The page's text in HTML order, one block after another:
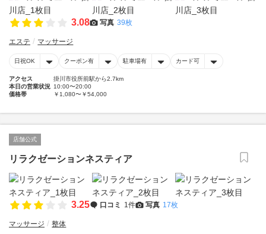
3.08 写真 39枚
エステ マッサージ
日祝OK クーポン有 駐車場有 カード可
アクセス
掛川市役所前駅から2.7km
本日の営業状況 10:00〜20:00
価格帯
￥1,080〜￥54,000
店舗公式
リラクゼーションネスティア
3.25 口コミ 1件 写真 17枚
マッサージ 整体